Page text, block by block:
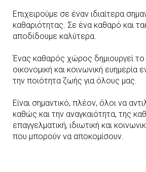
Επιχειρούμε σε έναν ιδιαίτερα
καθαριότητας. Σε ένα καθαρό και
αποδίδουμε καλύτερα.
Ένας καθαρός χώρος δημιουργεί
οικονομική και κοινωνική
την ποιότητα ζωής για όλους μας.
Είναι σημαντικό, πλέον, όλοι να
καθώς και την αναγκαιότητα, της
επαγγελματική, ιδιωτική και
που μπορούν να αποκομίσουν.